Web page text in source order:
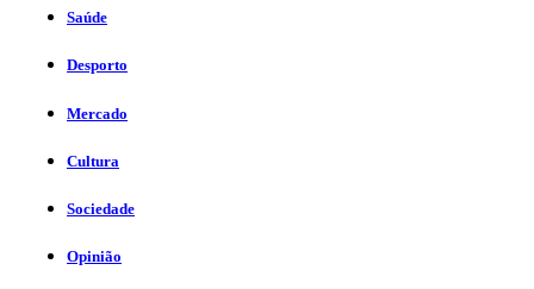
Saúde
Desporto
Mercado
Cultura
Sociedade
Opinião